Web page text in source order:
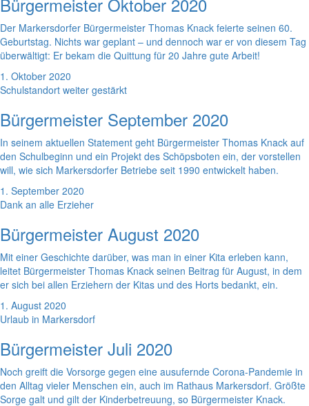
Der Markersdorfer Bürgermeister Thomas Knack feierte seinen 60.
Geburtstag. Nichts war geplant – und dennoch war er von diesem Tag
überwältigt: Er bekam die Quittung für 20 Jahre gute Arbeit!
1. Oktober 2020
Schulstandort weiter gestärkt
Bürgermeister September 2020
In seinem aktuellen Statement geht Bürgermeister Thomas Knack auf
den Schulbeginn und ein Projekt des Schöpsboten ein, der vorstellen
will, wie sich Markersdorfer Betriebe seit 1990 entwickelt haben.
1. September 2020
Dank an alle Erzieher
Bürgermeister August 2020
Mit einer Geschichte darüber, was man in einer Kita erleben kann,
leitet Bürgermeister Thomas Knack seinen Beitrag für August, in dem
er sich bei allen Erziehern der Kitas und des Horts bedankt, ein.
1. August 2020
Urlaub in Markersdorf
Bürgermeister Juli 2020
Noch greift die Vorsorge gegen eine ausufernde Corona-Pandemie in
den Alltag vieler Menschen ein, auch im Rathaus Markersdorf. Größte
Sorge galt und gilt der Kinderbetreuung, so Bürgermeister Knack.